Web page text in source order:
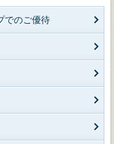
でのご優待